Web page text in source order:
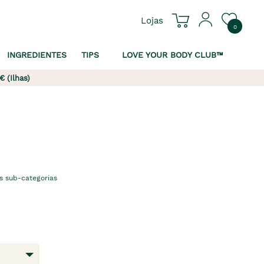
Lojas
0
INGREDIENTES TIPS LOVE YOUR BODY CLUB™
(Ilhas)
sub-categorias